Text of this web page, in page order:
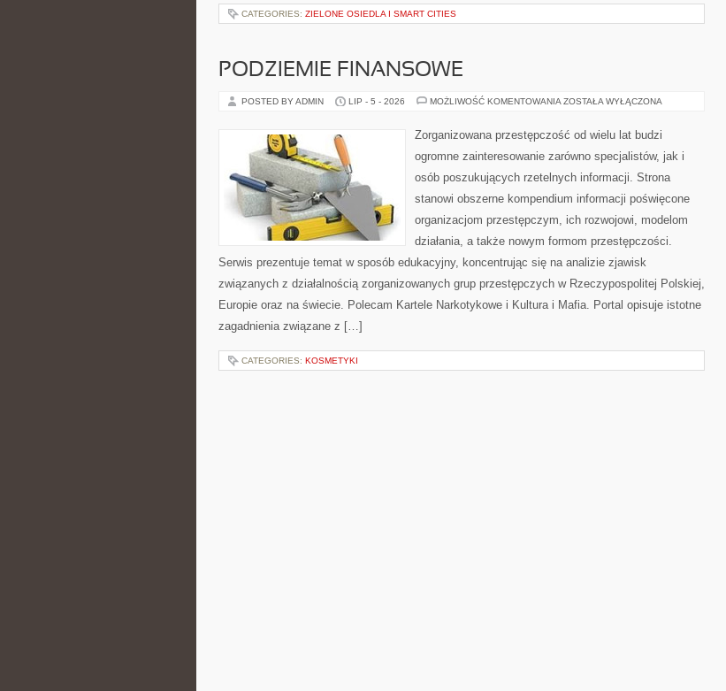
CATEGORIES: ZIELONE OSIEDLA I SMART CITIES
PODZIEMIE FINANSOWE
POSTED BY ADMIN LIP - 5 - 2026 MOŻLIWOŚĆ KOMENTOWANIA PODZIEMIE
ZOSTAŁA WYŁĄCZONA
Zorganizowana przestępczość od wielu lat budzi
ogromne zainteresowanie zarówno specjalistów, jak i
osób poszukujących rzetelnych informacji. Strona
stanowi obszerne kompendium informacji poświęcone
organizacjom przestępczym, ich rozwojowi, modelom
działania, a także nowym formom przestępczości.
Serwis prezentuje temat w sposób edukacyjny, koncentrując się na analizie zjawisk
związanych z działalnością zorganizowanych grup przestępczych w Rzeczypospolitej Polskiej,
Europie oraz na świecie. Polecam Kartele Narkotykowe i Kultura i Mafia. Portal opisuje istotne
zagadnienia związane z […]
CATEGORIES: KOSMETYKI